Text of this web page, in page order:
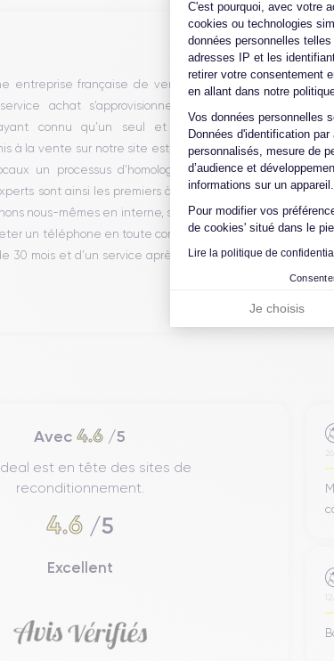
C'est pourquoi, avec votre
cookies ou technologies
données personnelles
adresses IP et les
retirer votre consentement
en allant dans notre
Vos données personnelles
Données d'identification
personnalisés, mesure de
d’audience et
informations sur un appareil.
Pour modifier vos
de cookies' situé dans le
Lire la politique de
Je choisis
entreprise française de vente et de
achat s’approvisionne auprès d’opérateurs qui
connu qu’un seul et unique propriétaire.
à la vente sur notre site est alors récupéré
un processus d’homologation en trois étapes :
sont ainsi les premiers à intervenir techniquement
nous-mêmes en interne, sans autre intermédiaire. C’est
un téléphone en toute confiance, reconditionné en
30 mois et d’un service après-vente en contact continu
Avec4.6 /5
est en tête des sites de
reconditionnement.
4.6/5
Excellent